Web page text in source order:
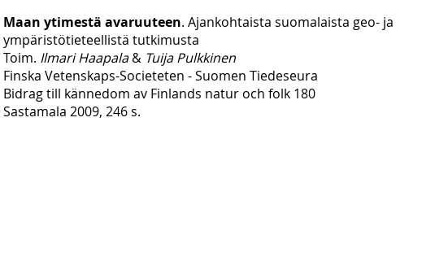
Maan ytimestä avaruuteen. Ajankohtaista suomalaista geo- ja
ympäristötieteellistä tutkimusta
Toim. Ilmari Haapala& Tuija Pulkkinen
Finska Vetenskaps-Societeten - Suomen Tiedeseura
Bidrag till kännedom av Finlands natur och folk 180
Sastamala 2009, 246 s.